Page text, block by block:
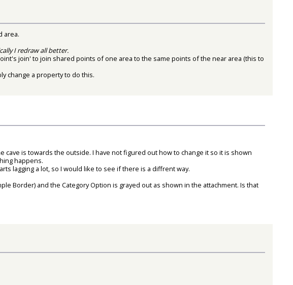
area.
I redraw all better.
join' to join shared points of one area to the same points of the near area (this to
change a property to do this.
is towards the outside. I have not figured out how to change it so it is shown
happens.
lagging a lot, so I would like to see if there is a diffrent way.
Border) and the Category Option is grayed out as shown in the attachment. Is that